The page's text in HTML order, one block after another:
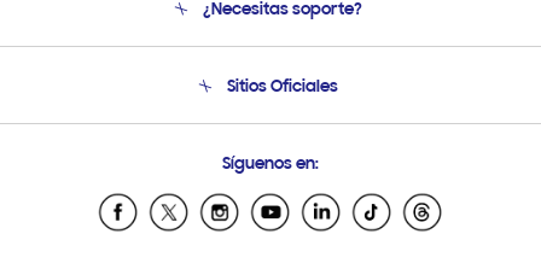
Soporte
Condiciones de Compra
¿Necesitas soporte?
Soporte vía eMail
Sitios Oficiales
Samsung Ecuador
Samsung El Salvador
Síguenos en: